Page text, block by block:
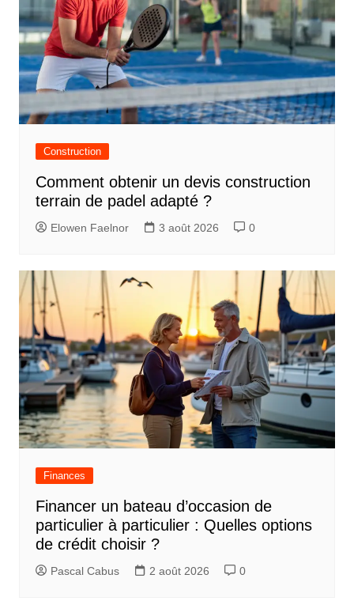
Construction
Comment obtenir un devis construction
terrain de padel adapté ?
Elowen Faelnor 3 août 2026 0
Finances
Financer un bateau d’occasion de
particulier à particulier : Quelles options
de crédit choisir ?
Pascal Cabus 2 août 2026 0